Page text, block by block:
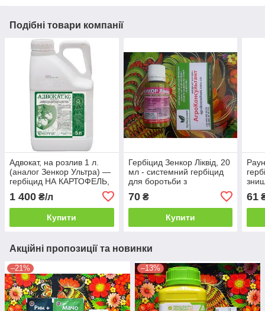
Подібні товари компанії
Адвокат, на розлив 1 л.
(аналог Зенкор Ультра) —
гербіцид НА КАРТОФЕЛЬ,
ТОМАТИ (метрибузин 600
г/л). Нертус
1 400 ₴/л
Купити
Гербіцид Зенкор Ліквід, 20
мл - системний гербіцид
для боротьби з
однорічними дводольними
та злаковими бур'янами
70₴
Купити
61
Акційні пропозиції та новинки
–21% –13%